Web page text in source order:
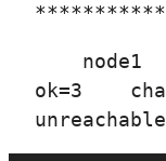
ok=3